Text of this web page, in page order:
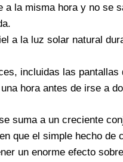
a la misma hora y no se
a la luz solar natural
incluidas las pantallas
hora antes de irse a
suma a un creciente
que el simple hecho de
un enorme efecto